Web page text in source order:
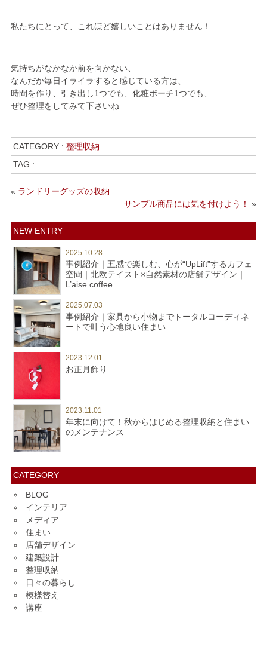
私たちにとって、これほど嬉しいことはありません！
気持ちがなかなか前を向かない、
なんだか毎日イライラすると感じている方は、
時間を作り、引き出し1つでも、化粧ポーチ1つでも、
ぜひ整理をしてみて下さいね
CATEGORY : 整理収納
TAG :
« ランドリーグッズの収納
サンプル商品には気を付けよう！
»
NEW ENTRY
2025.10.28
事例紹介｜五感で楽しむ、心が“UpLift”するカフェ
空間｜北欧テイスト×自然素材の店舗デザイン｜
L’aise coffee
2025.07.03
事例紹介｜家具から小物までトータルコーディネ
ートで叶う心地良い住まい
2023.12.01
お正月飾り
2023.11.01
年末に向けて！秋からはじめる整理収納と住まい
のメンテナンス
CATEGORY
BLOG
インテリア
メディア
住まい
店舗デザイン
建築設計
整理収納
日々の暮らし
模様替え
講座